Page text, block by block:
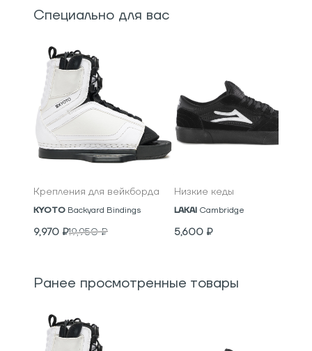
Специально для вас
Крепления для вейкборда
KYOTO Backyard Bindings
9,970 ₽19,950₽
Низкие кеды
LAKAI Cambridge
5,600 ₽
Ранее просмотренные товары